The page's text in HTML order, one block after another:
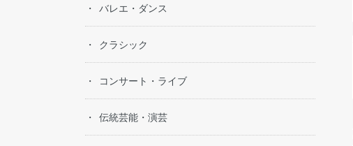
バレエ・ダンス
クラシック
コンサート・ライブ
伝統芸能・演芸